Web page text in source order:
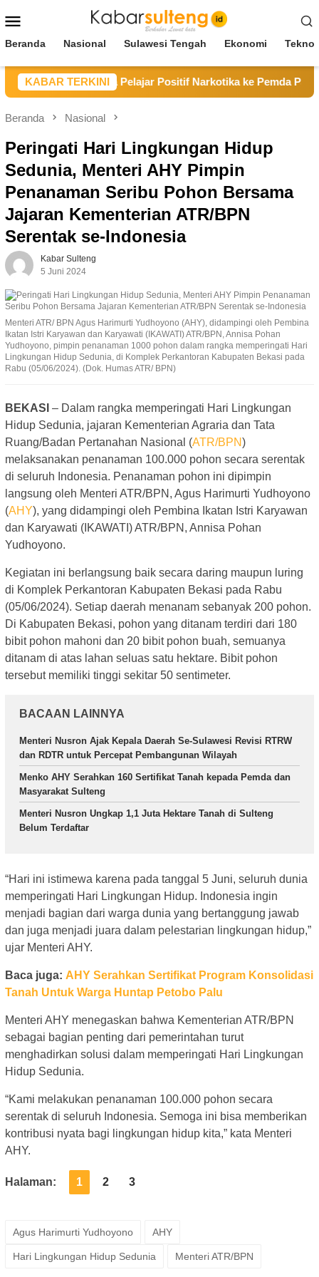
ke
Mobile
Beranda Nasional Sulawesi Tengah Ekonomi
KABAR TERKINI
Serahkan Tiga Pelajar Positif Narkotika ke Pemda Parimo
Beranda Nasional
Peringati Hari Lingkungan Hidup
Sedunia, Menteri AHY Pimpin
Penanaman Seribu Pohon Bersama
Jajaran Kementerian ATR/BPN
Serentak se-Indonesia
Kabar Sulteng
5 Juni 2024
Menteri ATR/ BPN Agus Harimurti Yudhoyono (AHY), didampingi oleh Pembina
Ikatan Istri Karyawan dan Karyawati (IKAWATI) ATR/BPN, Annisa Pohan
Yudhoyono, pimpin penanaman 1000 pohon dalam rangka memperingati Hari
Lingkungan Hidup Sedunia, di Komplek Perkantoran Kabupaten Bekasi pada
Rabu (05/06/2024). (Dok. Humas ATR/ BPN)
BEKASI – Dalam rangka memperingati Hari Lingkungan
Hidup Sedunia, jajaran Kementerian Agraria dan Tata
Ruang/Badan Pertanahan Nasional (ATR/BPN)
melaksanakan penanaman 100.000 pohon secara serentak
di seluruh Indonesia. Penanaman pohon ini dipimpin
langsung oleh Menteri ATR/BPN, Agus Harimurti Yudhoyono
(AHY), yang didampingi oleh Pembina Ikatan Istri Karyawan
dan Karyawati (IKAWATI) ATR/BPN, Annisa Pohan
Yudhoyono.
Kegiatan ini berlangsung baik secara daring maupun luring
di Komplek Perkantoran Kabupaten Bekasi pada Rabu
(05/06/2024). Setiap daerah menanam sebanyak 200 pohon.
Di Kabupaten Bekasi, pohon yang ditanam terdiri dari 180
bibit pohon mahoni dan 20 bibit pohon buah, semuanya
ditanam di atas lahan seluas satu hektare. Bibit pohon
tersebut memiliki tinggi sekitar 50 sentimeter.
BACAAN LAINNYA
Menteri Nusron Ajak Kepala Daerah Se-Sulawesi Revisi RTRW
dan RDTR untuk Percepat Pembangunan Wilayah
Menko AHY Serahkan 160 Sertifikat Tanah kepada Pemda dan
Masyarakat Sulteng
Menteri Nusron Ungkap 1,1 Juta Hektare Tanah di Sulteng
Belum Terdaftar
“Hari ini istimewa karena pada tanggal 5 Juni, seluruh dunia
memperingati Hari Lingkungan Hidup. Indonesia ingin
menjadi bagian dari warga dunia yang bertanggung jawab
dan juga menjadi juara dalam pelestarian lingkungan hidup,”
ujar Menteri AHY.
Baca juga: AHY Serahkan Sertifikat Program Konsolidasi
Tanah Untuk Warga Huntap Petobo Palu
Menteri AHY menegaskan bahwa Kementerian ATR/BPN
sebagai bagian penting dari pemerintahan turut
menghadirkan solusi dalam memperingati Hari Lingkungan
Hidup Sedunia.
“Kami melakukan penanaman 100.000 pohon secara
serentak di seluruh Indonesia. Semoga ini bisa memberikan
kontribusi nyata bagi lingkungan hidup kita,” kata Menteri
AHY.
Halaman: 1 2 3
Agus Harimurti Yudhoyono AHY
Hari Lingkungan Hidup Sedunia Menteri ATR/BPN